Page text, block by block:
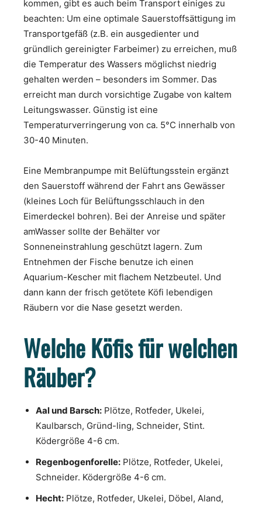
kommen, gibt es auch beim Transport einiges zu
beachten: Um eine optimale Sauerstoffsättigung im
Transportgefäß (z.B. ein ausgedienter und
gründlich gereinigter Farbeimer) zu erreichen, muß
die Temperatur des Wassers möglichst niedrig
gehalten werden – besonders im Sommer. Das
erreicht man durch vorsichtige Zugabe von kaltem
Leitungswasser. Günstig ist eine
Temperaturverringerung von ca. 5°C innerhalb von
30-40 Minuten.
Eine Membranpumpe mit Belüftungsstein ergänzt
den Sauerstoff während der Fahrt ans Gewässer
(kleines Loch für Belüftungsschlauch in den
Eimerdeckel bohren). Bei der Anreise und später
amWasser sollte der Behälter vor
Sonneneinstrahlung geschützt lagern. Zum
Entnehmen der Fische benutze ich einen
Aquarium-Kescher mit flachem Netzbeutel. Und
dann kann der frisch getötete Köfi lebendigen
Räubern vor die Nase gesetzt werden.
Welche Köfis für welchen
Räuber?
Aal und Barsch: Plötze, Rotfeder, Ukelei,
Kaulbarsch, Gründ-ling, Schneider, Stint.
Ködergröße 4-6 cm.
Regenbogenforelle: Plötze, Rotfeder, Ukelei,
Schneider. Ködergröße 4-6 cm.
Hecht: Plötze, Rotfeder, Ukelei, Döbel, Aland,